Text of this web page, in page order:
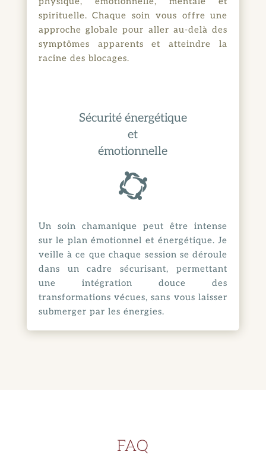
spirituelle. Chaque soin vous offre une
approche globale pour aller au-delà des
symptômes apparents et atteindre la
racine des blocages.
Sécurité énergétique
et
émotionnelle

Un soin chamanique peut être intense
sur le plan émotionnel et énergétique. Je
veille à ce que chaque session se déroule
dans un cadre sécurisant, permettant
une intégration douce des
transformations vécues, sans vous laisser
submerger par les énergies.
FAQ